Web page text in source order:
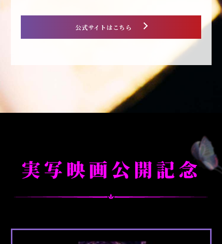
公式サイトはこちら